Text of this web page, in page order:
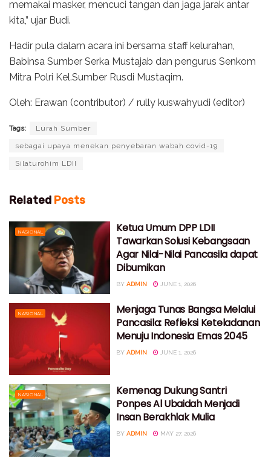
memakai masker, mencuci tangan dan jaga jarak antar
kita,” ujar Budi.
Hadir pula dalam acara ini bersama staff kelurahan,
Babinsa Sumber Serka Mustajab dan pengurus Senkom
Mitra Polri Kel.Sumber Rusdi Mustaqim.
Oleh: Erawan (contributor) / rully kuswahyudi (editor)
Tags: Lurah Sumber
sebagai upaya menekan penyebaran wabah covid-19
Silaturohim LDII
Related Posts
NASIONAL
Ketua Umum DPP LDII
Tawarkan Solusi Kebangsaan
Agar Nilai-Nilai Pancasila dapat
Dibumikan
BY ADMIN JUNE 1, 2026
NASIONAL
Menjaga Tunas Bangsa Melalui
Pancasila: Refleksi Keteladanan
Menuju Indonesia Emas 2045
BY ADMIN JUNE 1, 2026
NASIONAL
Kemenag Dukung Santri
Ponpes Al Ubaidah Menjadi
Insan Berakhlak Mulia
BY ADMIN MAY 27, 2026